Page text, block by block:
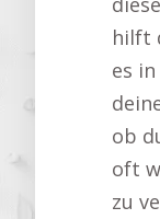
hilft
es
ob
oft
zu